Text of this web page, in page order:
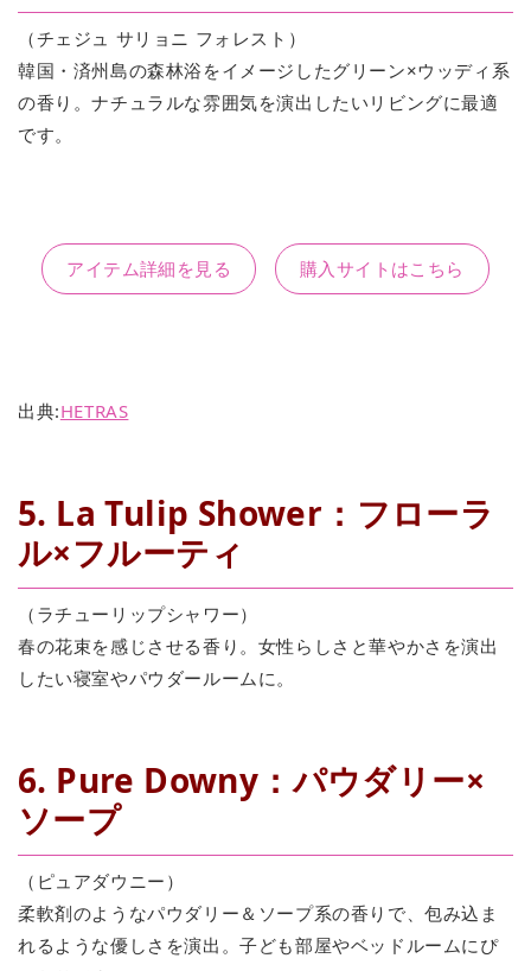
（チェジュ サリョニ フォレスト）
韓国・済州島の森林浴をイメージしたグリーン×ウッディ系
の香り。ナチュラルな雰囲気を演出したいリビングに最適
です。
アイテム詳細を見る 購入サイトはこちら
出典:HETRAS
5. La Tulip Shower：フローラ
ル×フルーティ
（ラチューリップシャワー）
春の花束を感じさせる香り。女性らしさと華やかさを演出
したい寝室やパウダールームに。
6. Pure Downy：パウダリー×
ソープ
（ピュアダウニー）
柔軟剤のようなパウダリー＆ソープ系の香りで、包み込ま
れるような優しさを演出。子ども部屋やベッドルームにぴ